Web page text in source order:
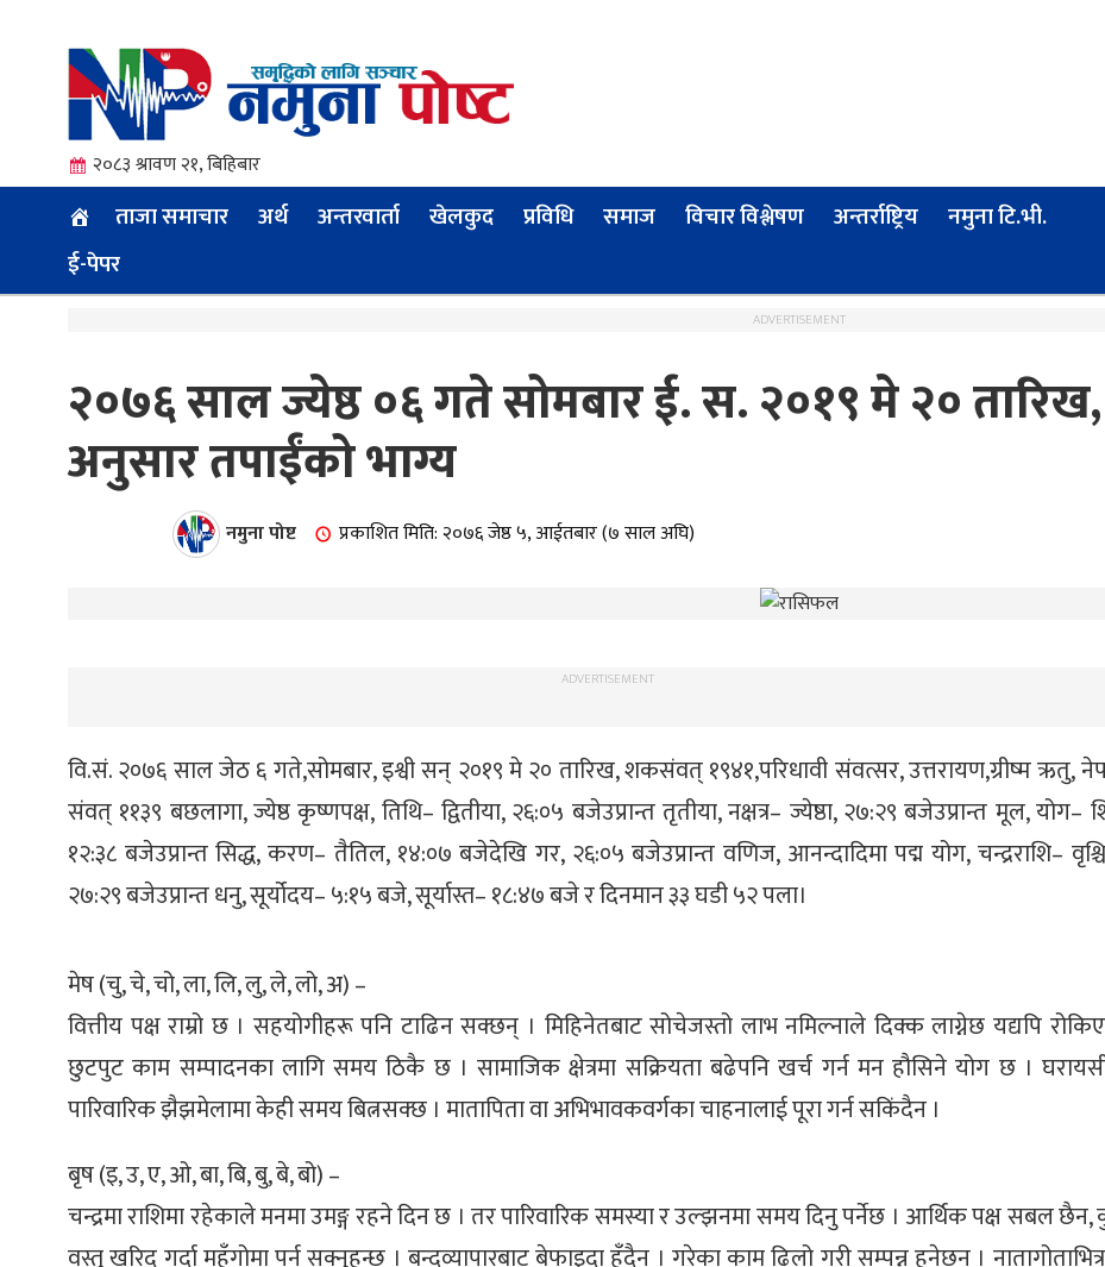
२०८३ श्रावण २१, बिहिबार
ताजा समाचार अर्थ अन्तरवार्ता खेलकुद प्रविधि समाज विचार विश्लेषण अन्तर्राष्ट्रिय
नमुना टि.भी.
ई-पेपर
ADVERTISEMENT
२०७६ साल ज्येष्ठ ०६ गते सोमबार ई. स. २०१९ मे २०
अनुसार तपाईंको भाग्य
नमुना पोष्ट प्रकाशित मिति: २०७६ जेष्ठ ५, आईतबार (७ साल अघि)
ADVERTISEMENT
वि.सं. २०७६ साल जेठ ६ गते,सोमबार, इश्वी सन् २०१९ मे २० तारिख, शकसंवत् १९४१,परिधावी संवत्सर, उत्तरायण,ग्रीष्म ऋतु,
संवत् ११३९ बछलागा, ज्येष्ठ कृष्णपक्ष, तिथि– द्वितीया, २६:०५ बजेउप्रान्त तृतीया, नक्षत्र– ज्येष्ठा, २७:२९ बजेउप्रान्त मूल, योग–
१२:३८ बजेउप्रान्त सिद्ध, करण– तैतिल, १४:०७ बजेदेखि गर, २६:०५ बजेउप्रान्त वणिज, आनन्दादिमा पद्म योग, चन्द्रराशि–
२७:२९ बजेउप्रान्त धनु, सूर्योदय– ५:१५ बजे, सूर्यास्त– १८:४७ बजे र दिनमान ३३ घडी ५२ पला।
मेष (चु, चे, चो, ला, लि, लु, ले, लो, अ) –
वित्तीय पक्ष राम्रो छ । सहयोगीहरू पनि टाढिन सक्छन् । मिहिनेतबाट सोचेजस्तो लाभ नमिल्नाले दिक्क लाग्नेछ यद्यपि
छुटपुट काम सम्पादनका लागि समय ठिकै छ । सामाजिक क्षेत्रमा सक्रियता बढेपनि खर्च गर्न मन हौसिने योग छ ।
पारिवारिक झैझमेलामा केही समय बित्नसक्छ । मातापिता वा अभिभावकवर्गका चाहनालाई पूरा गर्न सकिंदैन ।
बृष (इ, उ, ए, ओ, बा, बि, बु, बे, बो) –
चन्द्रमा राशिमा रहेकाले मनमा उमङ्ग रहने दिन छ । तर पारिवारिक समस्या र उल्झनमा समय दिनु पर्नेछ । आर्थिक पक्ष सबल
वस्तु खरिद गर्दा महँगोमा पर्न सक्नुहुन्छ । बन्दव्यापारबाट बेफाइदा हुँदैन । गरेका काम ढिलो गरी सम्पन्न हुनेछन् ।